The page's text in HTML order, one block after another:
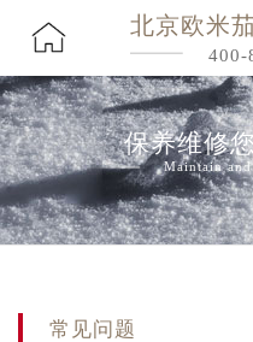
北京欧米
400-
保养维修
Maintain
常见问题